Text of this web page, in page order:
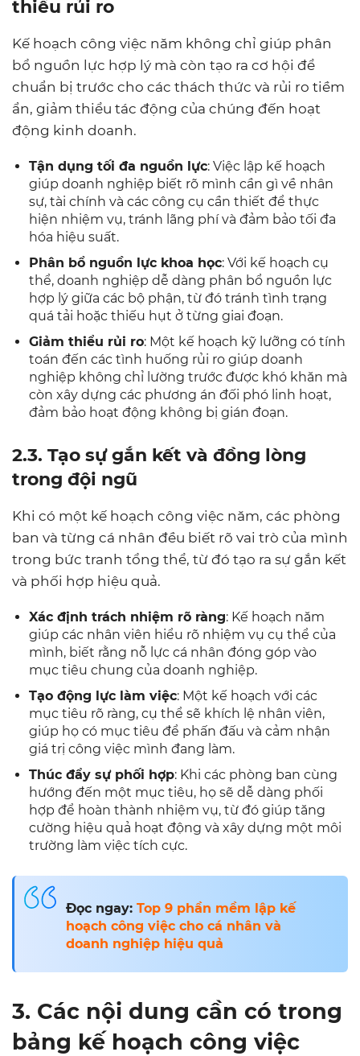
thiểu rủi ro
Kế hoạch công việc năm không chỉ giúp phân
bổ nguồn lực hợp lý mà còn tạo ra cơ hội để
chuẩn bị trước cho các thách thức và rủi ro tiềm
ẩn, giảm thiểu tác động của chúng đến hoạt
động kinh doanh.
Tận dụng tối đa nguồn lực: Việc lập kế hoạch
giúp doanh nghiệp biết rõ mình cần gì về nhân
sự, tài chính và các công cụ cần thiết để thực
hiện nhiệm vụ, tránh lãng phí và đảm bảo tối đa
hóa hiệu suất.
Phân bổ nguồn lực khoa học: Với kế hoạch cụ
thể, doanh nghiệp dễ dàng phân bổ nguồn lực
hợp lý giữa các bộ phận, từ đó tránh tình trạng
quá tải hoặc thiếu hụt ở từng giai đoạn.
Giảm thiểu rủi ro: Một kế hoạch kỹ lưỡng có tính
toán đến các tình huống rủi ro giúp doanh
nghiệp không chỉ lường trước được khó khăn mà
còn xây dựng các phương án đối phó linh hoạt,
đảm bảo hoạt động không bị gián đoạn.
2.3. Tạo sự gắn kết và đồng lòng
trong đội ngũ
Khi có một kế hoạch công việc năm, các phòng
ban và từng cá nhân đều biết rõ vai trò của mình
trong bức tranh tổng thể, từ đó tạo ra sự gắn kết
và phối hợp hiệu quả.
Xác định trách nhiệm rõ ràng: Kế hoạch năm
giúp các nhân viên hiểu rõ nhiệm vụ cụ thể của
mình, biết rằng nỗ lực cá nhân đóng góp vào
mục tiêu chung của doanh nghiệp.
Tạo động lực làm việc: Một kế hoạch với các
mục tiêu rõ ràng, cụ thể sẽ khích lệ nhân viên,
giúp họ có mục tiêu để phấn đấu và cảm nhận
giá trị công việc mình đang làm.
Thúc đẩy sự phối hợp: Khi các phòng ban cùng
hướng đến một mục tiêu, họ sẽ dễ dàng phối
hợp để hoàn thành nhiệm vụ, từ đó giúp tăng
cường hiệu quả hoạt động và xây dựng một môi
trường làm việc tích cực.
Đọc ngay: Top 9 phần mềm lập kế
hoạch công việc cho cá nhân và
doanh nghiệp hiệu quả
3. Các nội dung cần có trong
bảng kế hoạch công việc